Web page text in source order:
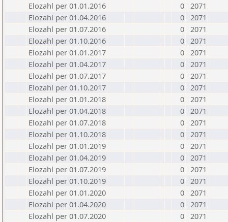
Elozahl per 01.01.2016
0 2071
Elozahl per 01.04.2016
0 2071
Elozahl per 01.07.2016
0 2071
Elozahl per 01.10.2016
0 2071
Elozahl per 01.01.2017
0 2071
Elozahl per 01.04.2017
0 2071
Elozahl per 01.07.2017
0 2071
Elozahl per 01.10.2017
0 2071
Elozahl per 01.01.2018
0 2071
Elozahl per 01.04.2018
0 2071
Elozahl per 01.07.2018
0 2071
Elozahl per 01.10.2018
0 2071
Elozahl per 01.01.2019
0 2071
Elozahl per 01.04.2019
0 2071
Elozahl per 01.07.2019
0 2071
Elozahl per 01.10.2019
0 2071
Elozahl per 01.01.2020
0 2071
Elozahl per 01.04.2020
0 2071
Elozahl per 01.07.2020
0 2071